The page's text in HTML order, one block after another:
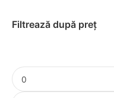
Filtrează după preț